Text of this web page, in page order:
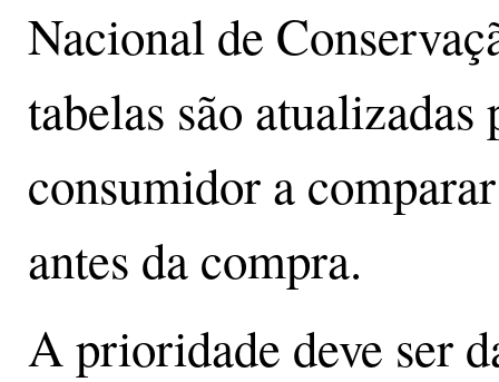
Nacional de
tabelas são
consumidor a
antes da compra.
A prioridade deve ser